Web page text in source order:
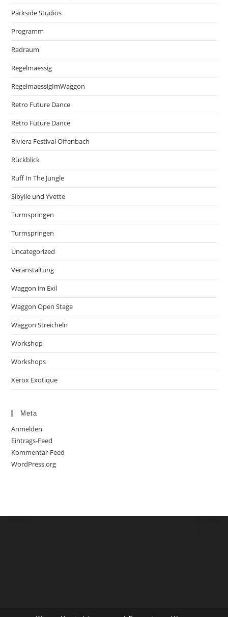
Parkside Studios
Programm
Radraum
Regelmaessig
RegelmaessigImWaggon
Retro Future Dance
Retro Future Dance
Riviera Festival Offenbach
Rückblick
Ruff In The Jungle
Sibylle und Yvette
Turmspringen
Turmspringen
Uncategorized
Veranstaltung
Waggon im Exil
Waggon Open Stage
Waggon Streicheln
Workshop
Workshops
Xerox Exotique
Meta
Anmelden
Eintrags-Feed
Kommentar-Feed
WordPress.org